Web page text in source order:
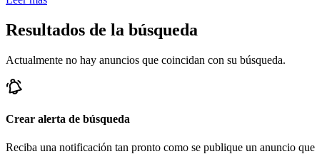
Resultados de la búsqueda
Actualmente no hay anuncios que coincidan con su búsqueda.
Crear alerta de búsqueda
Reciba una notificación tan pronto como se publique un anuncio